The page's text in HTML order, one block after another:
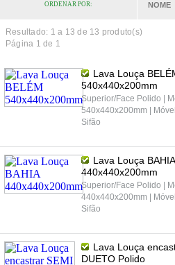
ORDENAR POR: NOME
Resultado: 1 a 13 de 13 produto(s)
Página 1 de 1
Lava Louça
540x440x200mm
Superior/Face Polido |
540x440x200mm |
Sifão
Lava Louça BAHIA
440x440x200mm
Superior/Face Polido |
440x440x200mm |
Sifão
Lava Louça
DUETO Polido